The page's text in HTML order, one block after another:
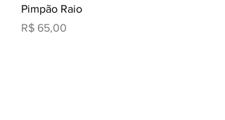
Pimpão Raio
Preço
R$ 65,00